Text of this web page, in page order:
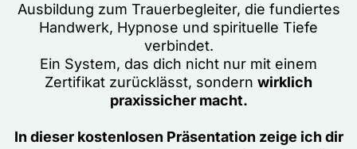
Ausbildung zum Trauerbegleiter, die fundiertes
Handwerk, Hypnose und spirituelle Tiefe
verbindet.
Ein System, das dich nicht nur mit einem
Zertifikat zurücklässt, sondern wirklich
praxissicher macht.
In dieser kostenlosen Präsentation zeige ich dir